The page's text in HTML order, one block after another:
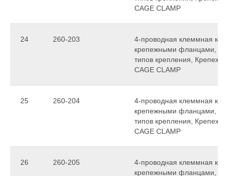
CAGE CLAMP
24 260-203
4-проводная клеммная
крепежными фланцами,
типов крепления,
CAGE CLAMP
25 260-204
4-проводная клеммная
крепежными фланцами,
типов крепления,
CAGE CLAMP
26 260-205
4-проводная клеммная
крепежными фланцами,